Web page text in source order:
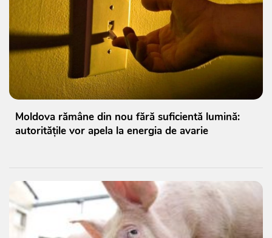
Moldova rămâne din nou fără suficientă lumină:
autoritățile vor apela la energia de avarie